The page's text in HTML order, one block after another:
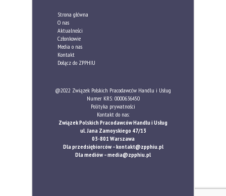
Strona główna
O nas
Aktualności
Członkowie
Media o nas
Kontakt
Dołącz do ZPPHIU
@2022 Związek Polskich Pracodawców Handlu i Usług
Numer KRS: 0000636450
Polityka prywatności
Kontakt do nas:
Związek Polskich Pracodawców Handlu i Usług
ul. Jana Zamoyskiego 47/13
03-801 Warszawa
Dla przedsiębiorców –kontakt@zpphiu.pl
Dla mediów –media@zpphiu.pl